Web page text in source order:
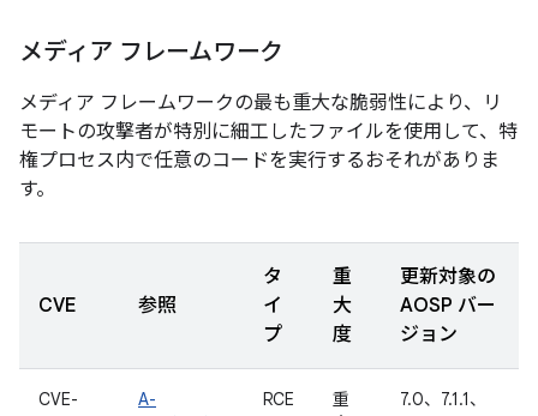
メディア フレームワーク
メディア フレームワークの最も重大な脆弱性により、リ
モートの攻撃者が特別に細工したファイルを使用して、特
権プロセス内で任意のコードを実行するおそれがありま
す。
CVE 参照
タ
イ
プ
重
大
度
更新対象の
AOSP バー
ジョン
CVE-
A-
RCE
重
7.0、7.1.1、